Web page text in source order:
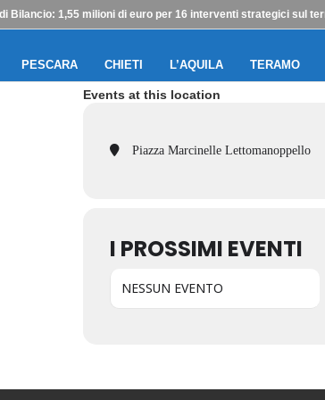
Bilancio: 1,55 milioni di euro per 16 interventi strategici sul
PESCARA CHIETI L’AQUILA TERAMO
Events at this location
Piazza Marcinelle Lettomanoppello
I PROSSIMI EVENTI
NESSUN EVENTO